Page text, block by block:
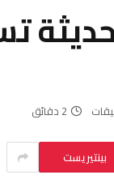
2 دقائق
بينتيريست